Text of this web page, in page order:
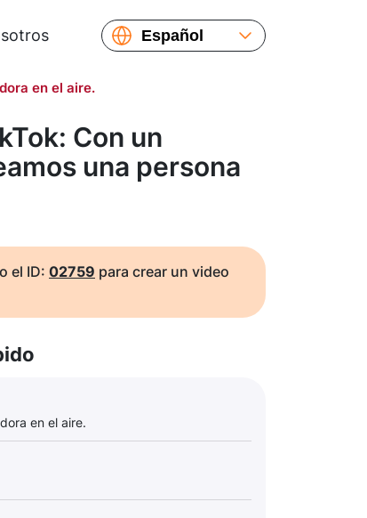
Español
Français
繁體中文
en el aire.
Con un
una persona
el ID: 02759 para crear un video
en el aire.